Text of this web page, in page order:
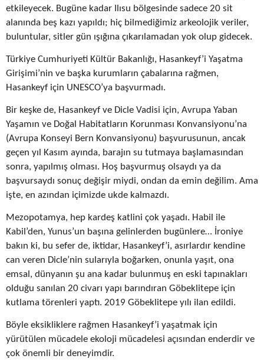
etkileyecek. Bugüne kadar Ilısu bölgesinde sadece 20 sit
alanında beş kazı yapıldı; hiç bilmediğimiz arkeolojik veriler,
buluntular, sitler gün ışığına çıkarılamadan yok olup gidecek.
Türkiye Cumhuriyeti Kültür Bakanlığı, Hasankeyf’i Yaşatma
Girişimi’nin ve başka kurumların çabalarına rağmen,
Hasankeyf için UNESCO’ya başvurmadı.
Bir keşke de, Hasankeyf ve Dicle Vadisi için, Avrupa Yaban
Yaşamın ve Doğal Habitatların Korunması Konvansiyonu’na
(Avrupa Konseyi Bern Konvansiyonu) başvurusunun, ancak
geçen yıl Kasım ayında, barajın su tutmaya başlamasından
sonra, yapılmış olması. Hoş başvurmuş olsaydı ya da
başvursaydı sonuç değişir miydi, ondan da emin değilim. Ama
işte, en azından içimizde ukde kalmazdı.
Mezopotamya, hep kardeş katlini çok yaşadı. Habil ile
Kabil’den, Yunus’un başına gelinlerden bugünlere… İroniye
bakın ki, bu sefer de, iktidar, Hasankeyf’i, asırlardır kendine
can veren Dicle’nin sularıyla boğarken, onunla yaşıt, ona
emsal, dünyanın şu ana kadar bulunmuş en eski tapınakları
olduğu sanılan 20 civarı yapı barındıran Göbeklitepe için
kutlama törenleri yaptı. 2019 Göbeklitepe yılı ilan edildi.
Böyle eksikliklere rağmen Hasankeyf’i yaşatmak için
yürütülen mücadele ekoloji mücadelesi açısından enderdir ve
çok önemli bir deneyimdir.